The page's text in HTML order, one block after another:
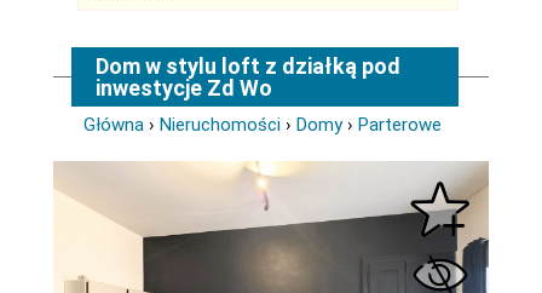
Dom w stylu loft z działką pod
inwestycje Zd Wo
Główna › Nieruchomości › Domy› Parterowe